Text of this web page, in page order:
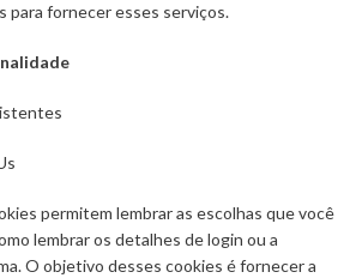
para fornecer esses serviços.
permitem lembrar as escolhas que você
lembrar os detalhes de login ou a
O objetivo desses cookies é fornecer a